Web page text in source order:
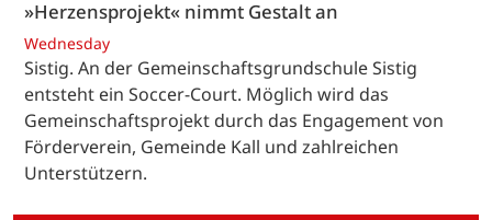
»Herzensprojekt« nimmt Gestalt an
Wednesday
Sistig. An der Gemeinschaftsgrundschule Sistig
entsteht ein Soccer-Court. Möglich wird das
Gemeinschaftsprojekt durch das Engagement von
Förderverein, Gemeinde Kall und zahlreichen
Unterstützern.